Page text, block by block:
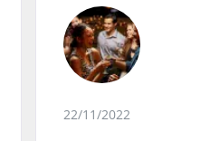
22/11/2022